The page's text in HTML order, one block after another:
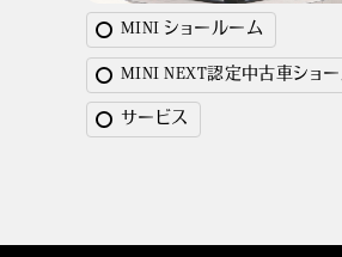
MINI ショールーム
MINI NEXT認定中古車ショ
サービス